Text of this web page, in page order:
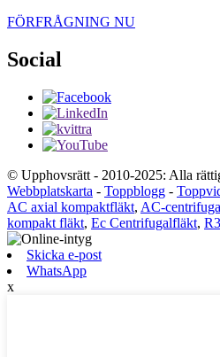
FÖRFRÅGNING NU
Social
© Upphovsrätt - 2010-2025: Alla
Webbplatskarta - Toppblogg -
AC axial kompaktfläkt, AC-
kompakt fläkt, Ec Centrifugalfläkt,
Skicka e-post
WhatsApp
x